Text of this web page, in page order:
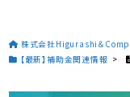
株式会社Higurashi＆
【最新】補助金関連情報 >